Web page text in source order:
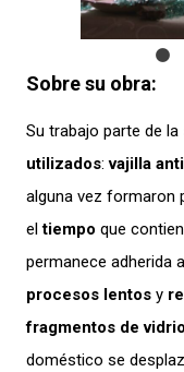
Sobre su obra:
Su trabajo parte de la
utilizados:vajilla
alguna vez formaron
eltiempo que
permanece adherida
procesos lentos y
fragmentos de vidrio
doméstico se